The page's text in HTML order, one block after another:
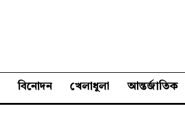
বিনোদন খেলাধুলা আন্তর্জাতিক